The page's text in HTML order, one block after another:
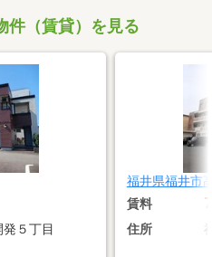
件（賃貸）を見る
５丁目
福井県福井市
賃料
住所